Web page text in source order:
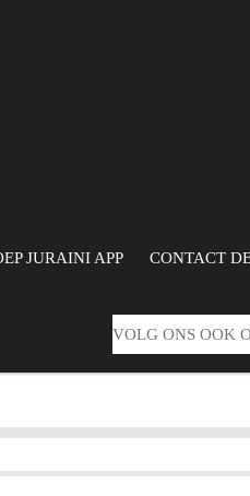
JURAINI APP CONTACT
VOLG ONS OOK